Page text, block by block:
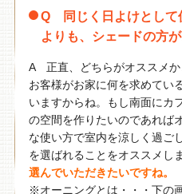
Q 同じく日よけとして
よりも、シェードの方
A 正直、どちらがオススメか
お客様がお家に何を求めてい
いますからね。もし南面にカ
の空間を作りたいのであれば
な使い方で室内を涼しく過ご
を選ばれることをオススメし
選んでいただきたいですね。
※オーニングとは・・・下の